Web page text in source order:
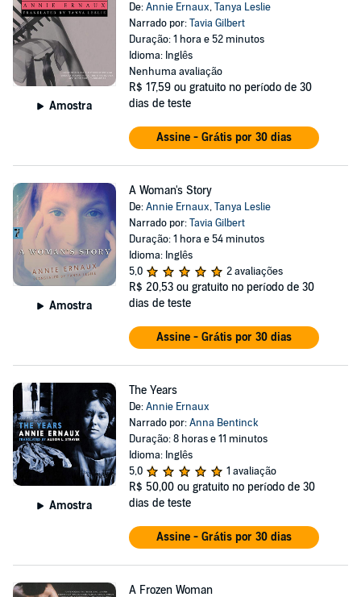
Amostra
De:Annie Ernaux,Tanya Leslie
Narrado por:Tavia Gilbert
Duração: 1 hora e 52 minutos
Idioma: Inglês
Nenhuma avaliação
R$ 17,59 ou gratuito no período de 30
dias de teste
Assine - Grátis por 30 dias
Amostra
A Woman's Story
De:Annie Ernaux,Tanya Leslie
Narrado por:Tavia Gilbert
Duração: 1 hora e 54 minutos
Idioma: Inglês
5,0
2 avaliações
R$ 20,53 ou gratuito no período de 30
dias de teste
Assine - Grátis por 30 dias
Amostra
The Years
De:Annie Ernaux
Narrado por:Anna Bentinck
Duração: 8 horas e 11 minutos
Idioma: Inglês
5,0
1 avaliação
R$ 50,00 ou gratuito no período de 30
dias de teste
Assine - Grátis por 30 dias
A Frozen Woman